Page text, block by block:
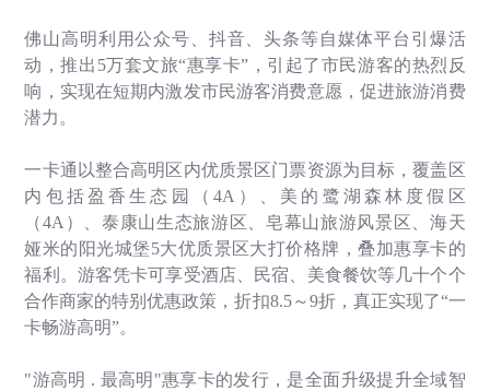
佛山高明利用公众号、抖音、头条等自媒体平台引爆活
动，推出 5万套文旅“惠享卡” ，引起了市民游客的热烈反
响，实现在短期内激发市民游客消费意愿，促进旅游消费
潜力。
一卡通以整合高明区内优质景区门票资源为目标，覆盖区
内包括盈香生态园（ 4A ）、美的鹭湖森林度假区
（4A ）、泰康山生态旅游区、皂幕山旅游风景区、海天
娅米的阳光城堡5大优质景区大打价格牌，叠加惠享卡的
福利。游客凭卡可享受酒店、民宿、美食餐饮等几十个个
合作商家的特别优惠政策，折扣8.5～9折，真正实现了“一
卡畅游高明”。
"游高明 . 最高明 "惠享卡的发行，是全面升级提升全域智